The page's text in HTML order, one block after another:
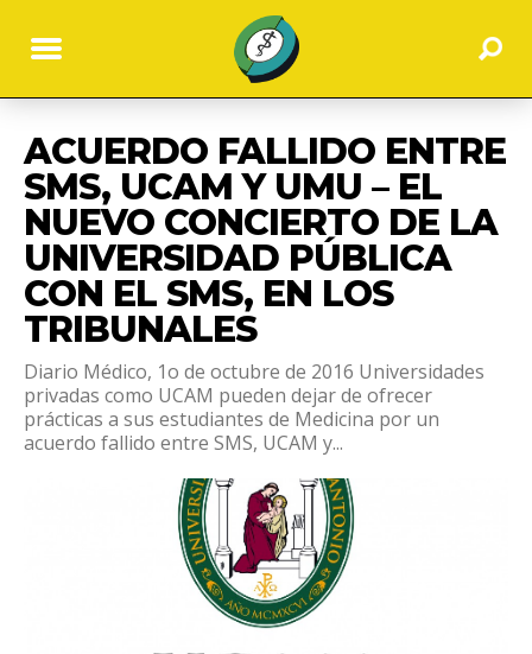
ACUERDO FALLIDO ENTRE
SMS, UCAM Y UMU – EL
NUEVO CONCIERTO DE LA
UNIVERSIDAD PÚBLICA
CON EL SMS, EN LOS
TRIBUNALES
Diario Médico, 1o de octubre de 2016 Universidades
privadas como UCAM pueden dejar de ofrecer
prácticas a sus estudiantes de Medicina por un
acuerdo fallido entre SMS, UCAM y...